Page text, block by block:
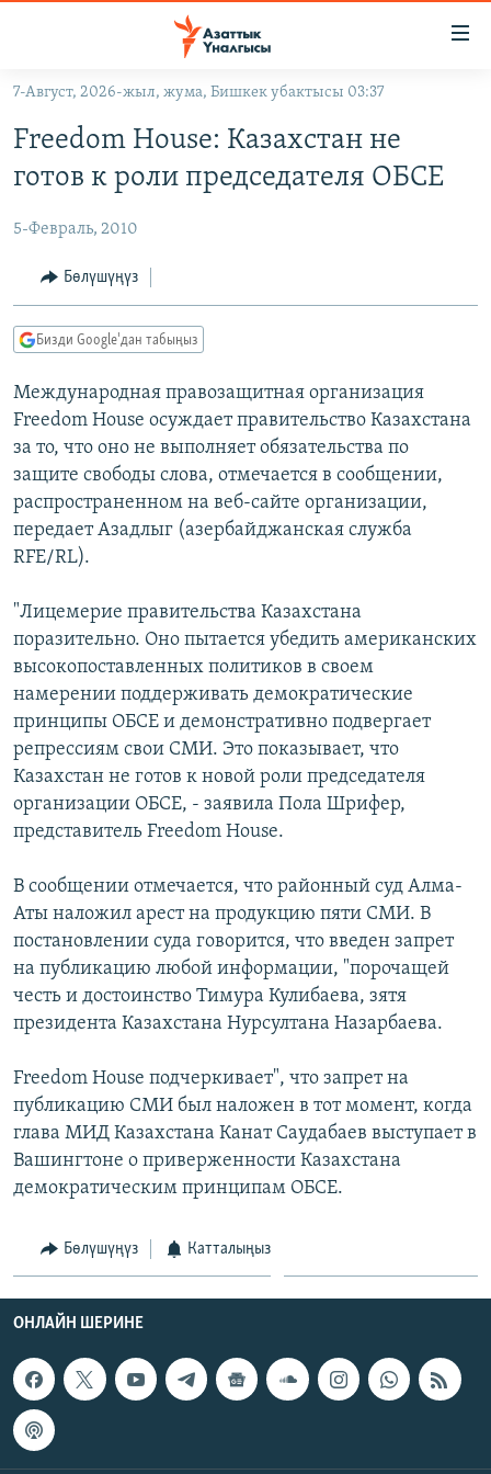
Навигацияга
өтүңүз
салыңызКЫРГЫЗСТАН
САЯСАТ
ЭКОНОМИКА
ДҮЙНӨ
БОРБОР АЗИЯ
УКРАИНА
АТАЙЫН ИЛИКТӨӨ
БҮГҮН АЗАТТЫКТА
ЭКСПЕРТТЕР ТАЛДАЙТ
ДАНИСТЕ
ЭЖЕ-СИҢДИЛЕР
АЗАТТЫК+
ПОДКАСТ
ӨЗГӨЧӨ ПИКИР
Русский
ОНЛАЙН ШЕРИНЕ
ЭЕ/АРнун бардык сайттары
7-Август, 2026-жыл, жума, Бишкек убактысы 03:37
Freedom House: Казахстан не
готов к роли председателя ОБСЕ
5-Февраль, 2010
Бөлүшүңүз
Бизди Google'дан табыңыз
Международная правозащитная организация
Freedom House осуждает правительство Казахстана
за то, что оно не выполняет обязательства по
защите свободы слова, отмечается в сообщении,
распространенном на веб-сайте организации,
передает Азадлыг (азербайджанская служба
RFE/RL).
"Лицемерие правительства Казахстана
поразительно. Оно пытается убедить американских
высокопоставленных политиков в своем
намерении поддерживать демократические
принципы ОБСЕ и демонстративно подвергает
репрессиям свои СМИ. Это показывает, что
Казахстан не готов к новой роли председателя
организации ОБСЕ, - заявила Пола Шрифер,
представитель Freedom House.
В сообщении отмечается, что районный суд Алма-
Аты наложил арест на продукцию пяти СМИ. В
постановлении суда говорится, что введен запрет
на публикацию любой информации, "порочащей
честь и достоинство Тимура Кулибаева, зятя
президента Казахстана Нурсултана Назарбаева.
Freedom House подчеркивает", что запрет на
публикацию СМИ был наложен в тот момент, когда
глава МИД Казахстана Канат Саудабаев выступает в
Вашингтоне о приверженности Казахстана
демократическим принципам ОБСЕ.
Бөлүшүңүз Катталыңыз
ОНЛАЙН ШЕРИНЕ